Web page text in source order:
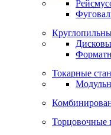
Токарные
Торцовочные